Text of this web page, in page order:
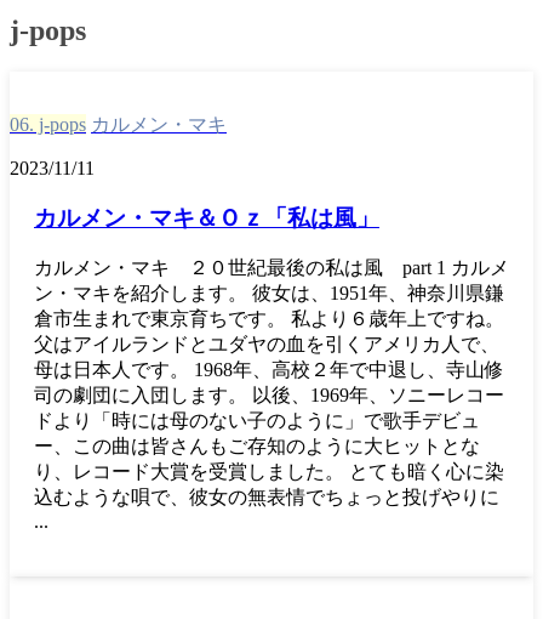
j-pops
06. j-pops カルメン・マキ
2023/11/11
カルメン・マキ＆Ｏｚ「私は風」
カルメン・マキ ２０世紀最後の私は風 part 1 カルメ
ン・マキを紹介します。 彼女は、1951年、神奈川県鎌
倉市生まれで東京育ちです。 私より６歳年上ですね。
父はアイルランドとユダヤの血を引くアメリカ人で、
母は日本人です。 1968年、高校２年で中退し、寺山修
司の劇団に入団します。 以後、1969年、ソニーレコー
ドより「時には母のない子のように」で歌手デビュ
ー、この曲は皆さんもご存知のように大ヒットとな
り、レコード大賞を受賞しました。 とても暗く心に染
込むような唄で、彼女の無表情でちょっと投げやりに
...